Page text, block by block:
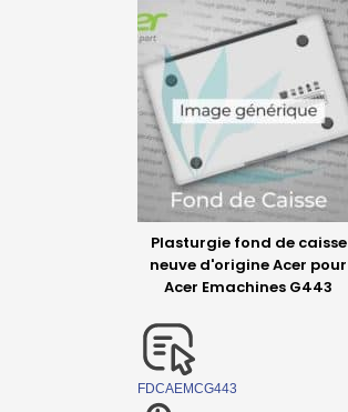
Plasturgie fond de caisse
neuve d'origine Acer pour
Acer Emachines G443
FDCAEMCG443